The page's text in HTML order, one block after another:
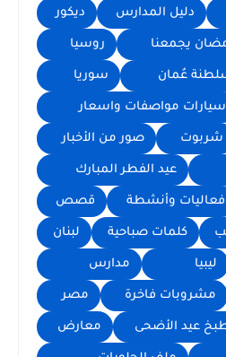
دليل المدارس ديكور
يجمعنا روسيا
عُمان سوريا
سيارات مواصفات واسعار
شربوت صور من الأخبار
عيد الفطر المبارك
فعاليات وأنشطة قصص
كلمات صباحية لبنان
ليبيا مدارس
مشروبات فاخرة مصر
عيد الأضحى معارض